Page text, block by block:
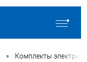
• Комплекты